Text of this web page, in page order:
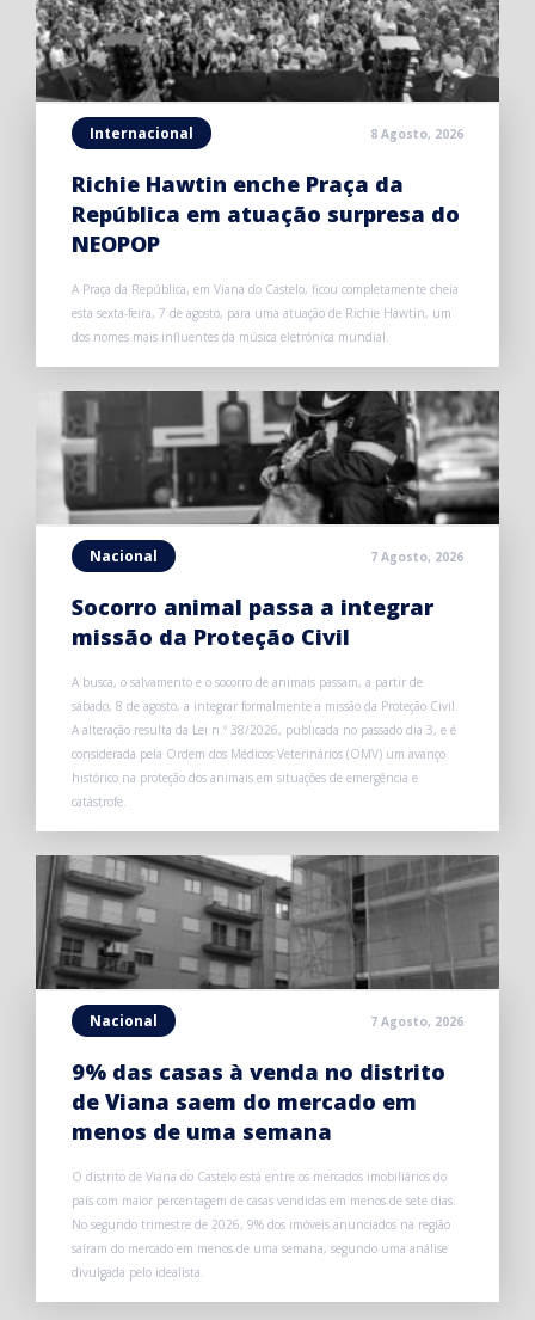
Internacional 8 Agosto, 2026
Richie Hawtin enche Praça da
República em atuação surpresa do
NEOPOP
A Praça da República, em Viana do Castelo, ficou completamente cheia
esta sexta-feira, 7 de agosto, para uma atuação de Richie Hawtin, um
dos nomes mais influentes da música eletrónica mundial.
Nacional 7 Agosto, 2026
Socorro animal passa a integrar
missão da Proteção Civil
A busca, o salvamento e o socorro de animais passam, a partir de
sábado, 8 de agosto, a integrar formalmente a missão da Proteção Civil.
A alteração resulta da Lei n.º 38/2026, publicada no passado dia 3, e é
considerada pela Ordem dos Médicos Veterinários (OMV) um avanço
histórico na proteção dos animais em situações de emergência e
catástrofe.
Nacional 7 Agosto, 2026
9% das casas à venda no distrito
de Viana saem do mercado em
menos de uma semana
O distrito de Viana do Castelo está entre os mercados imobiliários do
país com maior percentagem de casas vendidas em menos de sete dias.
No segundo trimestre de 2026, 9% dos imóveis anunciados na região
saíram do mercado em menos de uma semana, segundo uma análise
divulgada pelo idealista.